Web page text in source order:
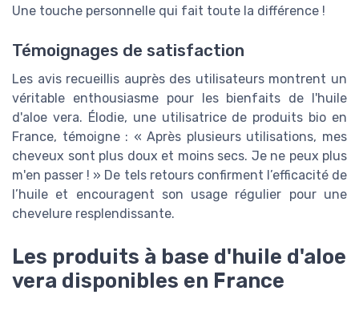
Une touche personnelle qui fait toute la différence !
Témoignages de satisfaction
Les avis recueillis auprès des utilisateurs montrent un
véritable enthousiasme pour les bienfaits de l'huile
d'aloe vera. Élodie, une utilisatrice de produits bio en
France, témoigne : « Après plusieurs utilisations, mes
cheveux sont plus doux et moins secs. Je ne peux plus
m'en passer ! » De tels retours confirment l’efficacité de
l’huile et encouragent son usage régulier pour une
chevelure resplendissante.
Les produits à base d'huile d'aloe
vera disponibles en France